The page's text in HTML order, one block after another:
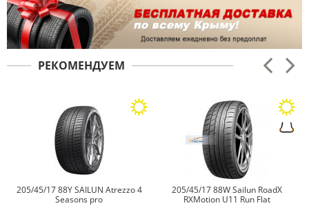
РЕКОМЕНДУЕМ
205/45/17 88Y SAILUN Atrezzo 4
Seasons pro
205/45/17 88W Sailun RoadX
RXMotion U11 Run Flat